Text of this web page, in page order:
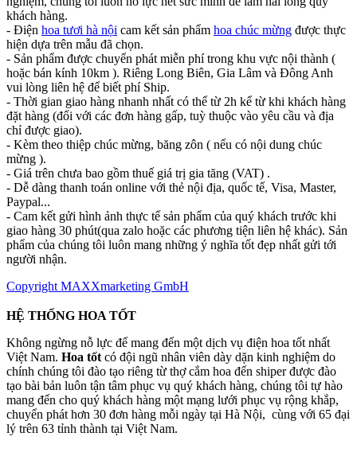
khách hàng.
- Điện hoa tươi hà nội cam kết sản phẩm hoa chúc mừng được thực
hiện dựa trên mẫu đã chọn.
- Sản phẩm được chuyển phát miễn phí trong khu vực nội thành (
hoặc bán kính 10km ). Riêng Long Biên, Gia Lâm và Đông Anh
vui lòng liên hệ để biết phí Ship.
- Thời gian giao hàng nhanh nhất có thể từ 2h kể từ khi khách hàng
đặt hàng (đối với các đơn hàng gấp, tuỳ thuộc vào yêu cầu và địa
chỉ được giao).
- Kèm theo thiệp chúc mừng, băng zôn ( nếu có nội dung chúc
mừng ).
- Giá trên chưa bao gồm thuế giá trị gia tăng (VAT) .
- Dễ dàng thanh toán online với thẻ nội địa, quốc tế, Visa, Master,
Paypal...
- Cam kết gửi hình ảnh thực tế sản phẩm của quý khách trước khi
giao hàng 30 phút(qua zalo hoặc các phương tiện liên hệ khác). Sản
phẩm của chúng tôi luôn mang những ý nghĩa tốt đẹp nhất gửi tới
người nhận.
Copyright MAXXmarketing GmbH
HỆ THỐNG HOA TỐT
Không ngừng nỗ lực để mang đến một dịch vụ điện hoa tốt nhất
Việt Nam. Hoa tốt có đội ngũ nhân viên dày dặn kinh nghiệm do
chính chúng tôi đào tạo riêng từ thợ cắm hoa đến shiper được đào
tạo bài bản luôn tận tâm phục vụ quý khách hàng, chúng tôi tự hào
mang đến cho quý khách hàng một mạng lưới phục vụ rộng khắp,
chuyển phát hơn 30 đơn hàng mỗi ngày tại Hà Nội, cùng với 65 đại
lý trên 63 tỉnh thành tại Việt Nam.